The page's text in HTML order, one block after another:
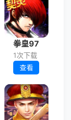
拳皇97
1次下载
查看